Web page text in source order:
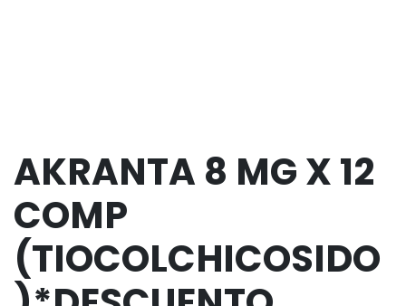
AKRANTA 8 MG X 12
COMP
(TIOCOLCHICOSIDO